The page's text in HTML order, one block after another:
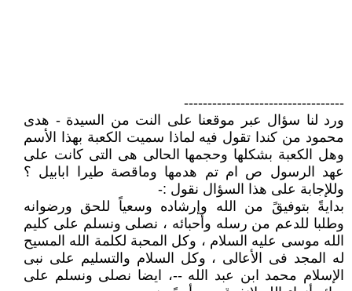
----------------------------------
ورد لنا سؤال عبر موقعنا على النت من السيدة - هدى
محمود من كندا تقول فيه لماذا سميت الكعبة بهذا الأسم
وهل الكعبة بشكلها وحجمها الحالى هى التى كانت على
عهد الرسول ص ام تم هدمها وماقصة طيرا ابابيل ؟
وللإجابة على هذا السؤال نقول :-
بدايةً بتوفيقً من الله وإرشاده وسعياً للحق ورضوانه
وطلبا للدعم من رسله وأحبائه ، نصلى ونسلم على كليم
الله موسى عليه السلام ، وكل المحبة لكلمة الله المسيح
له المجد فى الأعالى ، وكل السلام والتسليم على نبى
الإسلام محمد ابن عبد الله --، ايضا نصلى ونسلم على